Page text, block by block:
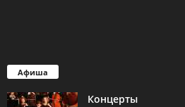
Афиша
Концерты